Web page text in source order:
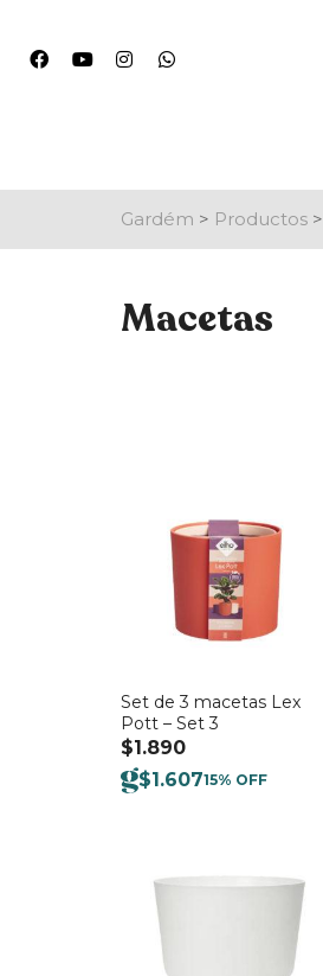
Gardém > Productos >
Macetas
Set de 3 macetas Lex
Pott – Set 3
$1.890
$1.60715% OFF